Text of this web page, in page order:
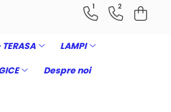
1 2
LAMPI
Despre noi